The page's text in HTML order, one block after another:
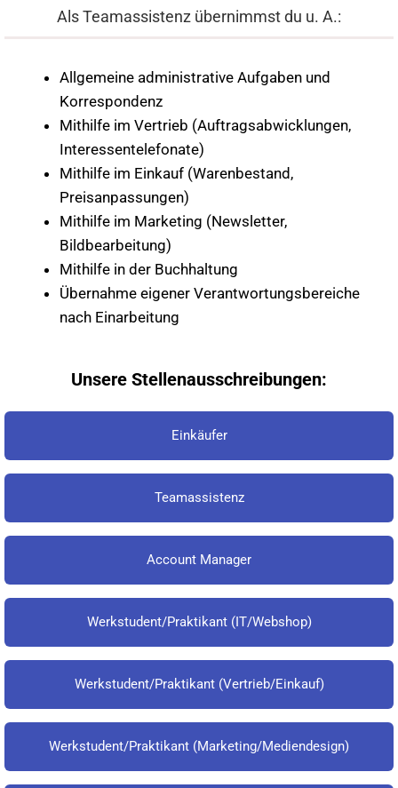
Als Teamassistenz übernimmst du u. A.:
Allgemeine administrative Aufgaben und
Korrespondenz
Mithilfe im Vertrieb (Auftragsabwicklungen,
Interessentelefonate)
Mithilfe im Einkauf (Warenbestand,
Preisanpassungen)
Mithilfe im Marketing (Newsletter,
Bildbearbeitung)
Mithilfe in der Buchhaltung
Übernahme eigener Verantwortungsbereiche
nach Einarbeitung
Unsere Stellenausschreibungen:
Einkäufer
Teamassistenz
Account Manager
Werkstudent/Praktikant (IT/Webshop)
Werkstudent/Praktikant (Vertrieb/Einkauf)
Werkstudent/Praktikant (Marketing/Mediendesign)